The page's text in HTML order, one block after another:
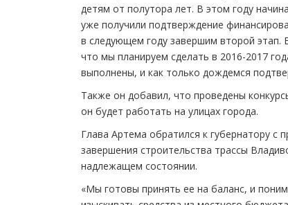
детям от полутора лет. В этом году
уже получили подтверждение
в следующем году завершим второй этап.
что мы планируем сделать в 2016-2017
выполнены, и как только дождемся
Также он добавил, что проведены
он будет работать на улицах города.
Глава Артема обратился к губернатору
завершения строительства трассы
надлежащем состоянии.
«Мы готовы принять ее на баланс, и